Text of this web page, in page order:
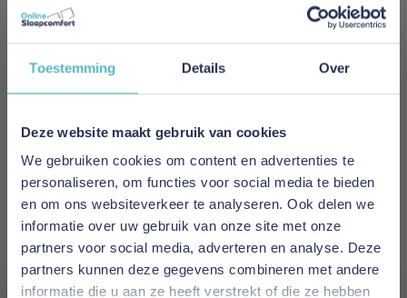
Toestemming Details Over
Deze website maakt gebruik van cookies
We gebruiken cookies om content en advertenties te
personaliseren, om functies voor social media te bieden
en om ons websiteverkeer te analyseren. Ook delen we
informatie over uw gebruik van onze site met onze
partners voor social media, adverteren en analyse. Deze
partners kunnen deze gegevens combineren met andere
informatie die u aan ze heeft verstrekt of die ze hebben
Levertijd
Specificaties
Finish: Lacquered
Slat base included: Yes
Product style: Modern
Maximum mattress thickness: 10
Maximum weight in KG: 50
FSC Certified: No
Assembly time in minutes: 30